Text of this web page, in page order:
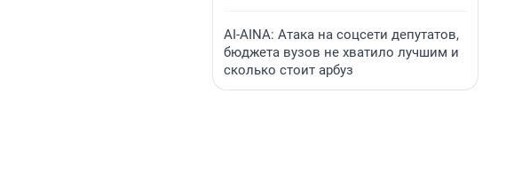
AI-AINA: Атака на соцсети депутатов,
бюджета вузов не хватило лучшим и
сколько стоит арбуз